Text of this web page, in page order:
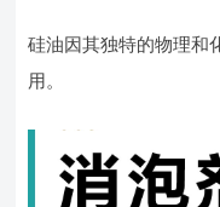
硅油因其独特的物理和
用。